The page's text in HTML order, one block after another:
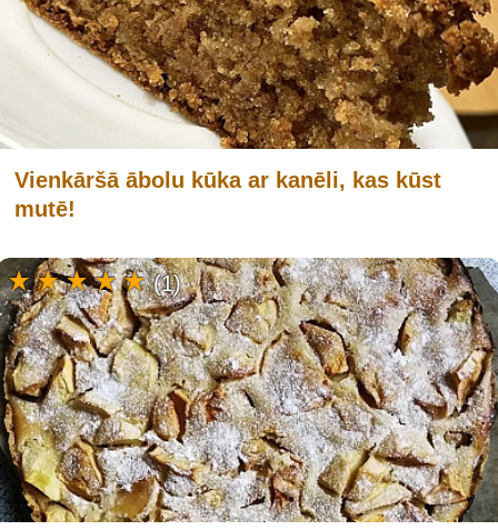
Vienkāršā ābolu kūka ar kanēli, kas kūst
mutē!
(1)